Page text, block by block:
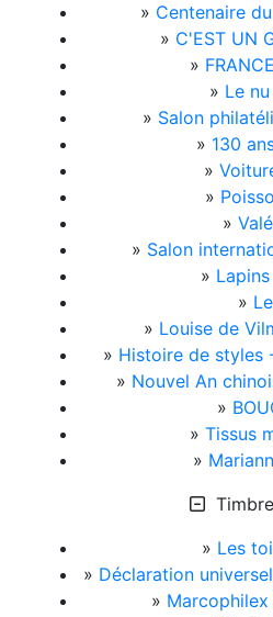
» Centenaire
» C'EST UN
»
» Le
» Salon
» 130
»
»
»
» Salon
»
»
» Louise de
» Histoire de styles
» Nouvel An
»
» Tissus
»
» Les
» Déclaration
» Marcophilex